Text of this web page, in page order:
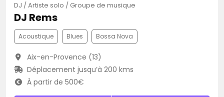
DJ / Artiste solo / Groupe de musique
DJ Rems
Acoustique Blues Bossa Nova
Aix-en-Provence (13)
Déplacement jusqu’à 200 kms
À partir de 500€